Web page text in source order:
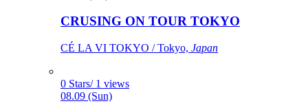
CRUSING ON TOUR TOKYO
CÉ LA VI TOKYO / Tokyo, Japan
0 Stars/ 1 views
08.09 (Sun)